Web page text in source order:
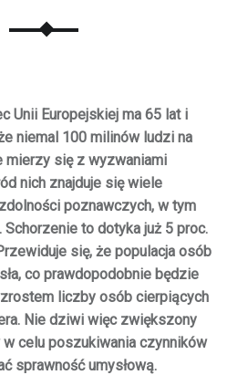
Unii Europejskiej ma 65 lat i
niemal 100 milinów ludzi na
mierzy się z wyzwaniami
nich znajduje się wiele
poznawczych, w tym
Schorzenie to dotyka już 5 proc.
się, że populacja osób
co prawdopodobnie będzie
liczby osób cierpiących
Nie dziwi więc zwiększony
w celu poszukiwania czynników
sprawność umysłową.